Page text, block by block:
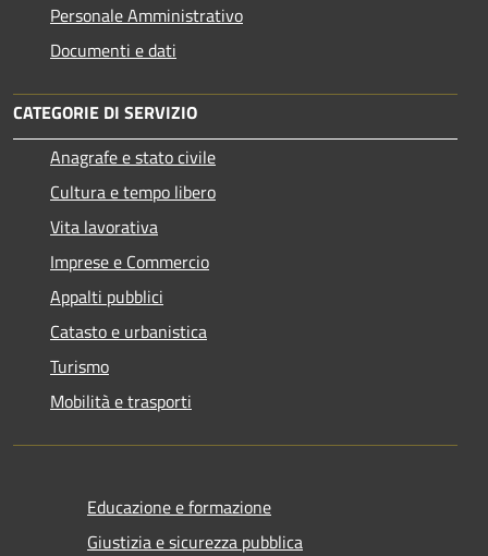
Personale Amministrativo
Documenti e dati
CATEGORIE DI SERVIZIO
Anagrafe e stato civile
Cultura e tempo libero
Vita lavorativa
Imprese e Commercio
Appalti pubblici
Catasto e urbanistica
Turismo
Mobilità e trasporti
Educazione e formazione
Giustizia e sicurezza pubblica